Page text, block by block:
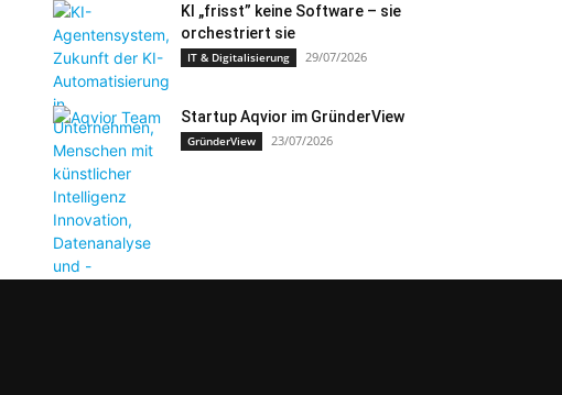
KI „frisst” keine Software – sie
orchestriert sie
IT & Digitalisierung 29/07/2026
Startup Aqvior im GründerView
GründerView 23/07/2026